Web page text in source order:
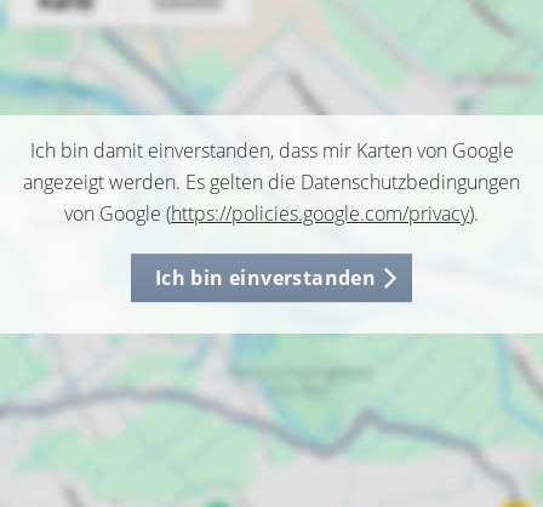
Ich bin damit einverstanden, dass mir Karten von Google
angezeigt werden. Es gelten die Datenschutzbedingungen
von Google (https://policies.google.com/privacy).
Ich bin einverstanden